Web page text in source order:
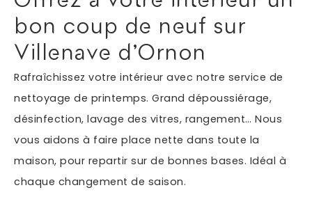
bon coup de neuf sur
Villenave d'Ornon
Rafraîchissez votre intérieur avec notre service de
nettoyage de printemps. Grand dépoussiérage,
désinfection, lavage des vitres, rangement… Nous
vous aidons à faire place nette dans toute la
maison, pour repartir sur de bonnes bases. Idéal à
chaque changement de saison.
En soumettant ce formulaire, j'accepte que les
informations saisies soient exploitées dans le cadre
de ma demande.*